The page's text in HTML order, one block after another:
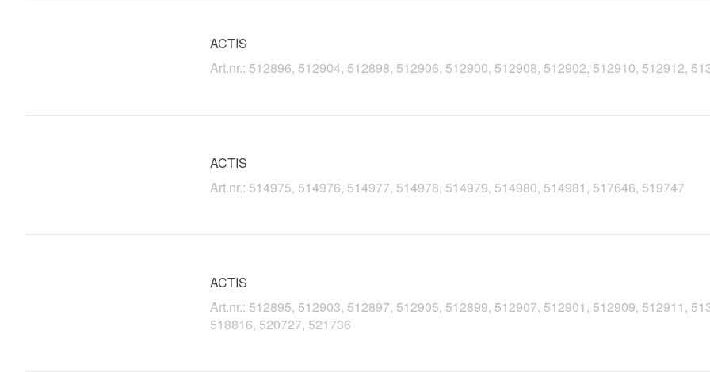
ACTIS
Art.nr.: 512896, 512904, 512898, 512906, 512900, 512908, 512902, 512910, 512912,
ACTIS
Art.nr.: 514975, 514976, 514977, 514978, 514979, 514980, 514981, 517646, 519747
ACTIS
Art.nr.: 512895, 512903, 512897, 512905, 512899, 512907, 512901, 512909, 512911,
518816, 520727, 521736